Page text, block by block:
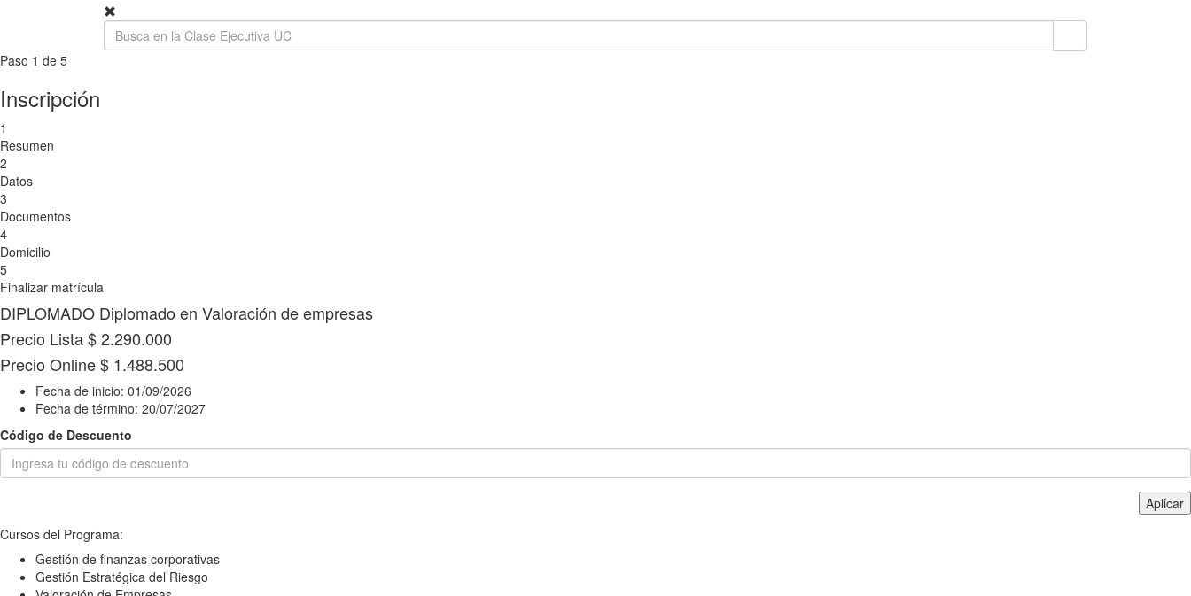
Paso 1 de 5
Inscripción
1
Resumen
2
Datos
3
Documentos
4
Domicilio
5
Finalizar matrícula
DIPLOMADO Diplomado en Valoración de empresas
Precio Lista$ 2.290.000
Precio Online$ 1.488.500
Fecha de inicio: 01/09/2026
Fecha de término: 20/07/2027
Código de Descuento
Aplicar
Cursos del Programa:
Gestión de finanzas corporativas
Gestión Estratégica del Riesgo